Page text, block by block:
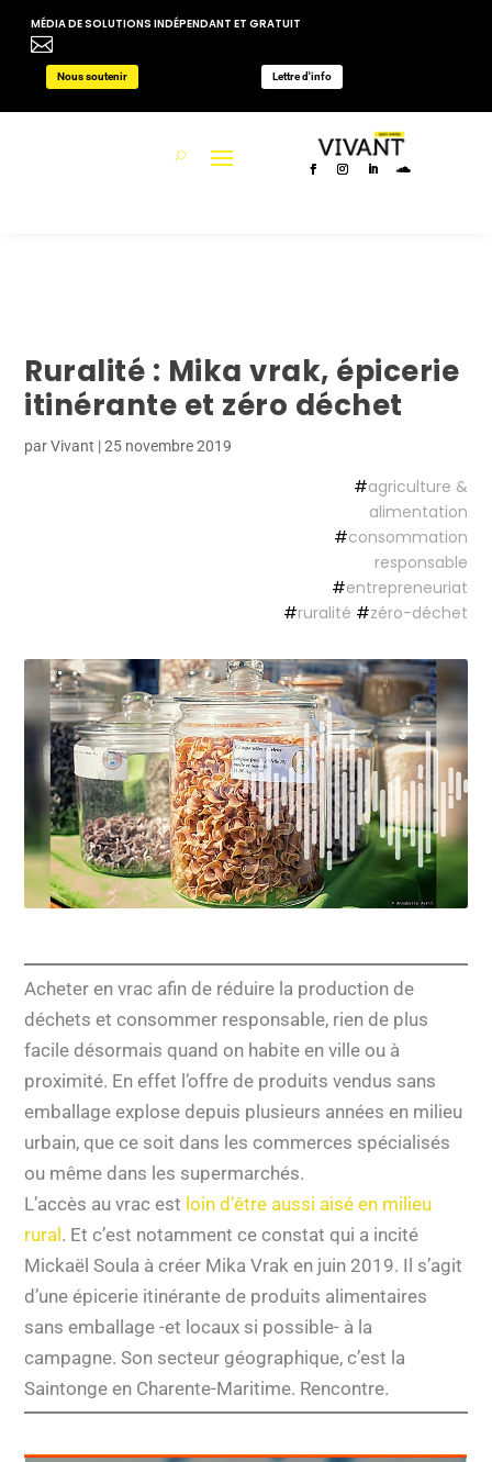
MÉDIA DE SOLUTIONS INDÉPENDANT ET GRATUIT

Nous soutenir Lettre d'info
Ruralité : Mika vrak, épicerie
itinérante et zéro déchet
parVivant |25 novembre 2019
#agriculture &
alimentation
#consommation
responsable
#entrepreneuriat
#ruralité #zéro-déchet
Acheter en vrac afin de réduire la production de
déchets et consommer responsable, rien de plus
facile désormais quand on habite en ville ou à
proximité. En effet l’offre de produits vendus sans
emballage explose depuis plusieurs années en milieu
urbain, que ce soit dans les commerces spécialisés
ou même dans les supermarchés.
L’accès au vrac est loin d’être aussi aisé en milieu
rural . Et c’est notamment ce constat qui a incité
Mickaël Soula à créer Mika Vrak en juin 2019. Il s’agit
d’une épicerie itinérante de produits alimentaires
sans emballage -et locaux si possible- à la
campagne. Son secteur géographique, c’est la
Saintonge en Charente-Maritime. Rencontre.